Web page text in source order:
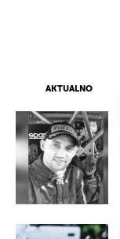
AKTUALNO